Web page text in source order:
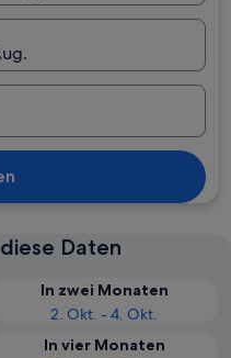
Daten
In zwei Monaten
2. Okt. - 4. Okt.
In vier Monaten